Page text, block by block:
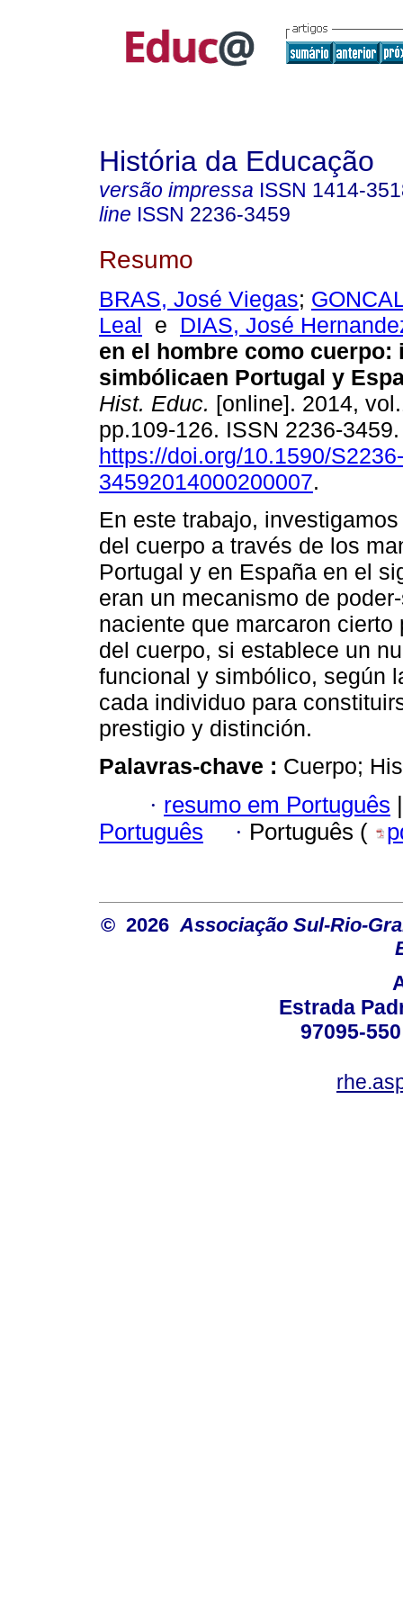
História da Educação
versão impressa ISSN 1414-
line ISSN 2236-3459
Resumo
BRAS, José Viegas;
Leal e DIAS, José
en el hombre como cuerpo:
simbólicaen Portugal y
Hist. Educ. [online]. 2014,
pp.109-126. ISSN 2236-
https://doi.org/10.1590/S2236-
34592014000200007.
En este trabajo,
del cuerpo a través de los
Portugal y en España en el
eran un mecanismo de
naciente que marcaron
del cuerpo, si establece un
funcional y simbólico, según
cada individuo para
prestigio y distinción.
Palavras-chave : Cuerpo;
· resumo em Português |
Português
· Português (
© 2026 Associação Sul-Rio-
Estrada
97095-